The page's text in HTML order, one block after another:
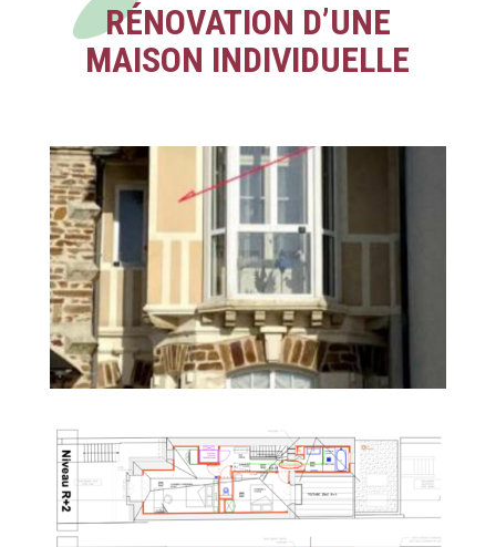
RÉNOVATION D’UNE
MAISON INDIVIDUELLE